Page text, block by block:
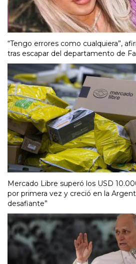
“Tengo errores como cualquiera”,
tras escapar del departamento de
Mercado Libre superó los USD
por primera vez y creció en la
desafiante”